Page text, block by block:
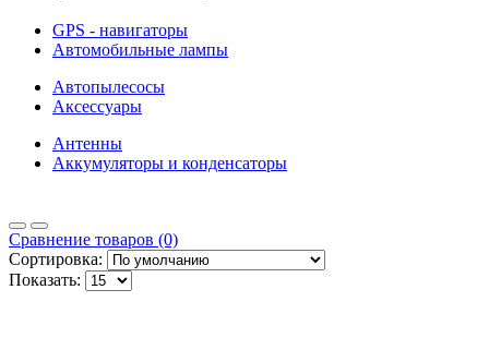
GPS - навигаторы
Автомобильные лампы
Автопылесосы
Аксессуары
Антенны
Аккумуляторы и конденсаторы
Сравнение товаров (0)
Сортировка:
Показать: